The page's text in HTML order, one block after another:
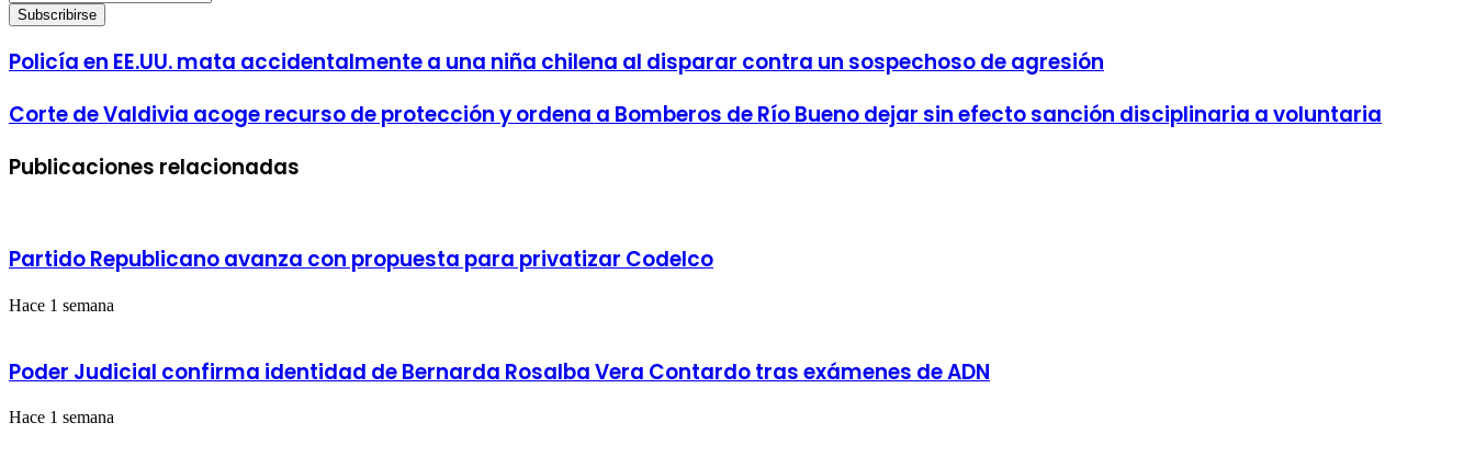
tu
correo
electrónico
Policía
en
mata
una
disparar
contra
sospechoso
Policía en EE.UU. mata accidentalmente a una niña chilena al disparar contra un sospechoso de agresión
Corte
de
acoge
ordena
Bomberos
Bueno
dejar
efecto
Corte de Valdivia acoge recurso de protección y ordena a Bomberos de Río Bueno dejar sin efecto sanción disciplinaria a voluntaria
Publicaciones relacionadas
Partido Republicano avanza con propuesta para privatizar Codelco
Hace 1 semana
Poder Judicial confirma identidad de Bernarda Rosalba Vera Contardo tras exámenes de ADN
Hace 1 semana